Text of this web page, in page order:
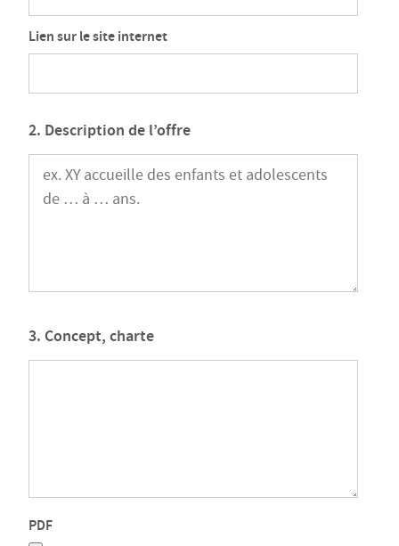
Lien sur le site internet
2. Description de l’offre
3. Concept, charte
PDF